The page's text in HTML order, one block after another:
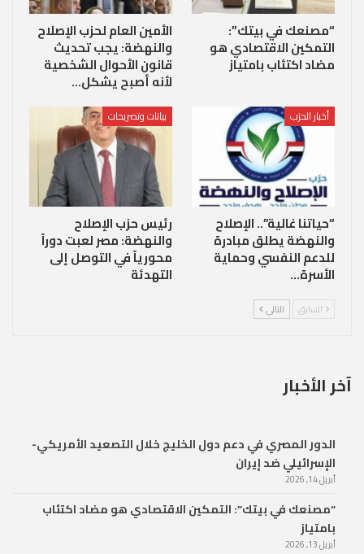
“مصنعك في بيتك”:
التمكين الاقتصادي هو
مضاد اكتئاب بامتياز
الأمين العام لحزب الإصلاح
والنهضة: يجب تحديث
قانون الأحوال الشخصية
لأنه أصبح يشكل…
أخبار الحزب
“حياتنا غالية”.. الإصلاح
والنهضة يطلق مبادرة
للدعم النفسي وحماية
الأسرة…
بيانات وتصريحات
رئيس حزب الإصلاح
والنهضة: مصر لعبت دوراً
محورياً في التوصل إلى
التهدئة
السابق التالي
آخر الأخبار
الدور المصري في دعم دول الخليج خلال التصعيد الأمريكي-
الإسرائيلي ضد إيران
أبريل 14, 2026
“مصنعك في بيتك”: التمكين الاقتصادي هو مضاد اكتئاب
بامتياز
أبريل 13, 2026